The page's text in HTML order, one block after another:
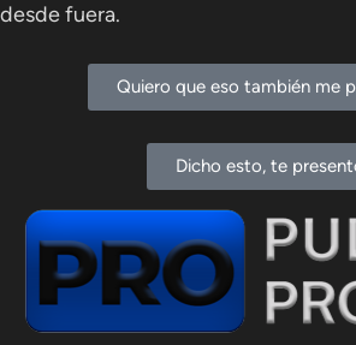
desde fuera.
Quiero que eso también me
Dicho esto, te